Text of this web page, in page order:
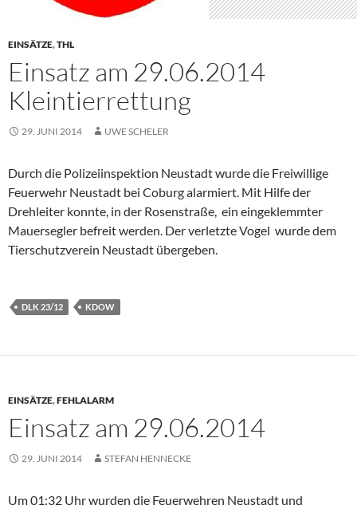
EINSÄTZE,THL
Einsatz am 29.06.2014
Kleintierrettung
29. JUNI 2014 UWE SCHELER
Durch die Polizeiinspektion Neustadt wurde die Freiwillige
Feuerwehr Neustadt bei Coburg alarmiert. Mit Hilfe der
Drehleiter konnte, in der Rosenstraße, ein eingeklemmter
Mauersegler befreit werden. Der verletzte Vogel wurde dem
Tierschutzverein Neustadt übergeben.
DLK 23/12 KDOW
EINSÄTZE,FEHLALARM
Einsatz am 29.06.2014
29. JUNI 2014 STEFAN HENNECKE
Um 01:32 Uhr wurden die Feuerwehren Neustadt und